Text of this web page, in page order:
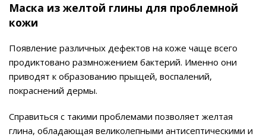
Маска из желтой глины для проблемной
кожи
Появление различных дефектов на коже чаще всего
продиктовано размножением бактерий. Именно они
приводят к образованию прыщей, воспалений,
покраснений дермы.
Справиться с такими проблемами позволяет желтая
глина, обладающая великолепными антисептическими и